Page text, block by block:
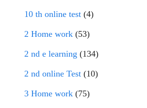
10 th online test (4)
2 Home work (53)
2 nd e learning (134)
2 nd online Test (10)
3 Home work (75)